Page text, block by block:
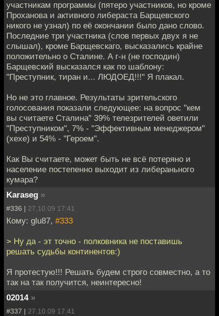
участникам программы (пятеро участников, но кроме
Проханова и активного либераста Барщевского
никого не узнал) по её окончании было дано слово.
Последние три участника (слов первых двух я не
слышал), кроме Барщевскаго, высказались крайне
положительно о Сталине. А г-н (не господин)
Барщевский высказался как по шаблону:
"Преступник, тиран и... ЛЮДОЕД!!!" Я плакал.
Но не это главное. Результаты зрительского
голосования показали следующее: на вопрос "кем
вы считаете Сталина" 39% телезрителей оветили
"Преступником", 7% - "Эффективным менеджером"
(хехе) и 54% - "Героем".
Как Вы считаете, может быть не всё потеряно и
население постепенно выходит из либераньного
кумара?
Karaseg »
#336 | 27.10.09 17:41
Кому: glu87, #333
> Ну да - эт точно - полковника не поставишь
решать судьбы континентов:)
Я протестую!!! Решать будем строго совместно, а то
так на так получится, неинтересно!
02014 »
#337 | 27.10.09 17:41